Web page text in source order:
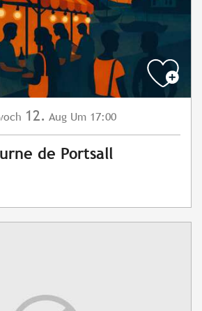
12. Aug Um 17:00
de Portsall